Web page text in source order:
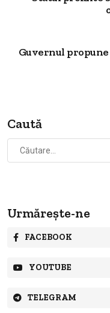
Guvernul
Caută
Caută
după:
Urmărește-ne
FACEBOOK
YOUTUBE
TELEGRAM